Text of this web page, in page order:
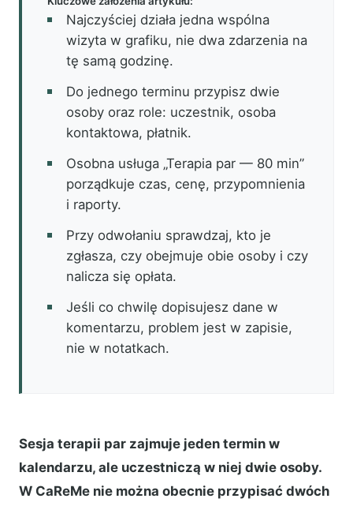
Najczyściej działa jedna wspólna
wizyta w grafiku, nie dwa zdarzenia na
tę samą godzinę.
Do jednego terminu przypisz dwie
osoby oraz role: uczestnik, osoba
kontaktowa, płatnik.
Osobna usługa „Terapia par — 80 min”
porządkuje czas, cenę, przypomnienia
i raporty.
Przy odwołaniu sprawdzaj, kto je
zgłasza, czy obejmuje obie osoby i czy
nalicza się opłata.
Jeśli co chwilę dopisujesz dane w
komentarzu, problem jest w zapisie,
nie w notatkach.
Sesja terapii par zajmuje jeden termin w
kalendarzu, ale uczestniczą w niej dwie osoby.
W CaReMe nie można obecnie przypisać dwóch